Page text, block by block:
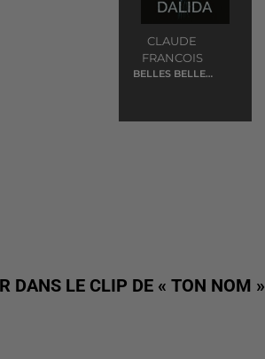
CLAUDE
FRANCOIS
BELLES BELLES
DANS LE CLIP DE « TON NOM »